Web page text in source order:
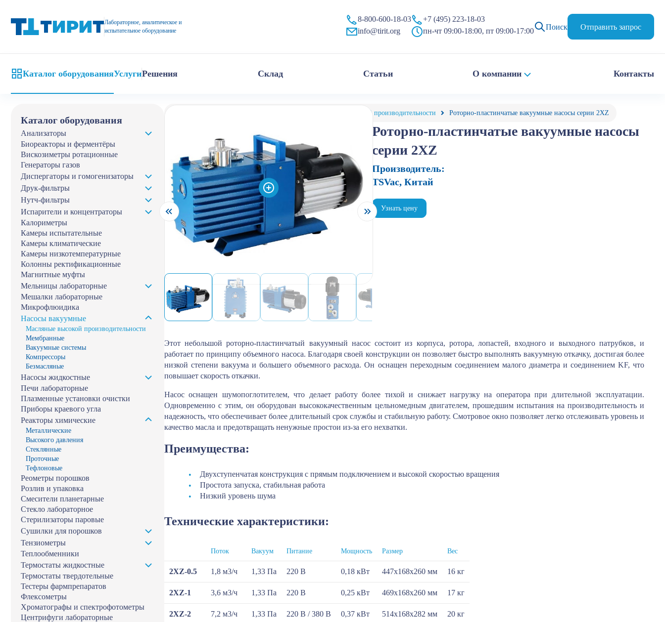
Лабораторное, аналитическое и
испытательное оборудование
8-800-600-18-03
info@tirit.org
+7 (495) 223-18-03
пн-чт 09:00-18:00, пт 09:00-17:00
Поиск Отправить запрос
Каталог оборудованияУслугиРешения Склад Статьи О компании Контакты
Каталог оборудования
Анализаторы
Биореакторы и ферментёры
Вискозиметры ротационные
Генераторы газов
Диспергаторы и гомогенизаторы
Друк-фильтры
Нутч-фильтры
Испарители и концентраторы
Калориметры
Камеры испытательные
Камеры климатические
Камеры низкотемпературные
Колонны ректификационные
Магнитные муфты
Мельницы лабораторные
Мешалки лабораторные
Микрофлюидика
Насосы вакуумные
Масляные высокой производительности
Мембранные
Вакуумные системы
Компрессоры
Безмасляные
Насосы жидкостные
Печи лабораторные
Плазменные установки очистки
Приборы краевого угла
Реакторы химические
Металлические
Высокого давления
Стеклянные
Проточные
Тефлоновые
Реометры порошков
Розлив и упаковка
Смесители планетарные
Стекло лабораторное
Стерилизаторы паровые
Сушилки для порошков
Тензиометры
Теплообменники
Термостаты жидкостные
Термостаты твердотельные
Тестеры фармпрепаратов
Флексометры
Хроматографы и спектрофотометры
Центрифуги лабораторные
Масляные высокой производительности Роторно-пластинчатые вакуумные насосы серии 2XZ
Роторно-пластинчатые вакуумные насосы
серии 2XZ
Производитель:
TSVac, Китай
Узнать цену
Этот небольшой роторно-пластинчатый вакуумный насос состоит из корпуса, ротора, лопастей, входного и выходного патрубков, и
работает по принципу объемного насоса. Благодаря своей конструкции он позволяет быстро выполнять вакуумную откачку, достигая более
низкой степени вакуума и большего объемного расхода. Он оснащен переходным соединением малого диаметра и соединением KF, что
повышает скорость откачки.
Насос оснащен шумопоглотителем, что делает работу более тихой и снижает нагрузку на оператора при длительной эксплуатации.
Одновременно с этим, он оборудован высококачественным цельномедным двигателем, прошедшим испытания на производительность и
надежность, что обеспечивает более длительный срок службы и стабильную работу. Смотровое окно позволяет легко отслеживать уровень и
качество масла и предотвращать ненужные простои из-за его нехватки.
Преимущества:
Двухступенчатая конструкция с прямым подключением и высокой скоростью вращения
Простота запуска, стабильная работа
Низкий уровень шума
Технические характеристики:
Поток Вакуум Питание Мощность Размер Вес
2XZ-0.5 1,8 м3/ч 1,33 Па 220 В 0,18 кВт 447х168х260 мм 16 кг
2XZ-1 3,6 м3/ч 1,33 Па 220 В 0,25 кВт 469х168х260 мм 17 кг
2XZ-2 7,2 м3/ч 1,33 Па 220 В / 380 В 0,37 кВт 514х168х282 мм 20 кг